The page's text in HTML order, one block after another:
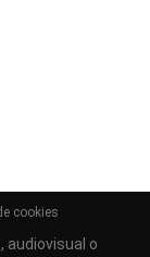
audiovisual o
cookies